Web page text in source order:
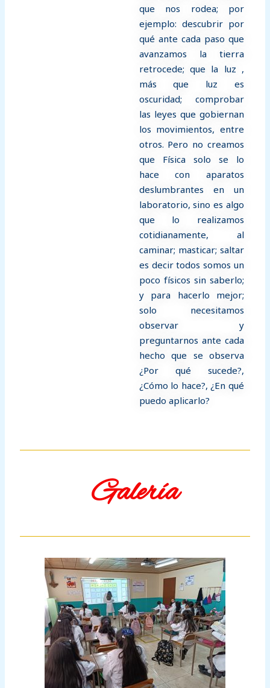
que nos rodea; por
ejemplo: descubrir por
qué ante cada paso que
avanzamos la tierra
retrocede; que la luz ,
más que luz es
oscuridad; comprobar
las leyes que gobiernan
los movimientos, entre
otros. Pero no creamos
que Física solo se lo
hace con aparatos
deslumbrantes en un
laboratorio, sino es algo
que lo realizamos
cotidianamente, al
caminar; masticar; saltar
es decir todos somos un
poco físicos sin saberlo;
y para hacerlo mejor;
solo necesitamos
observar y
preguntarnos ante cada
hecho que se observa
¿Por qué sucede?,
¿Cómo lo hace?, ¿En qué
puedo aplicarlo?
Galería